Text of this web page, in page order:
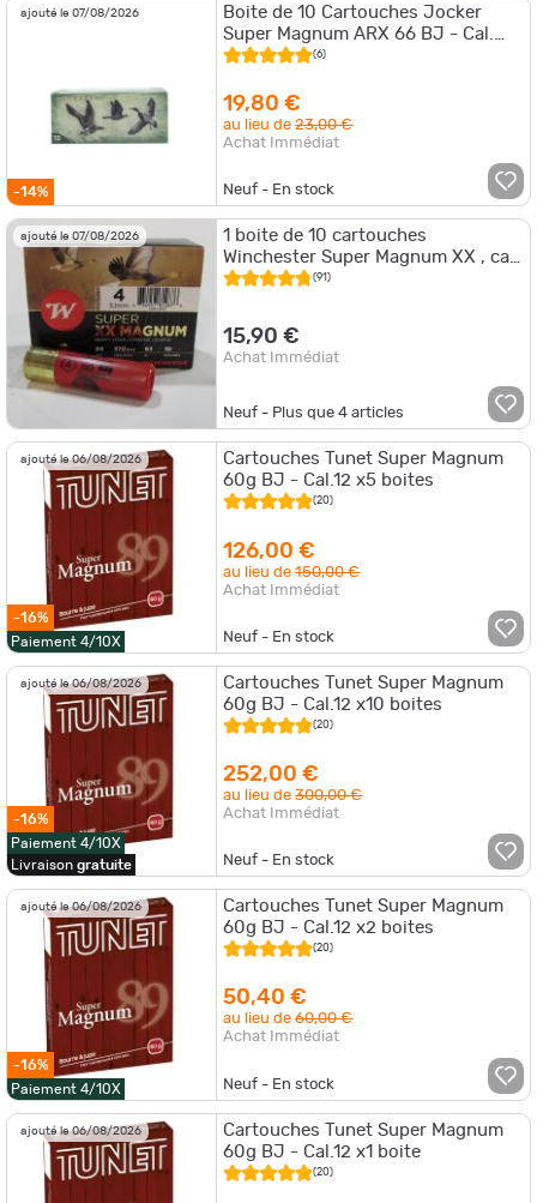
ajouté le 07/08/2026
-14%
Boite de 10 Cartouches Jocker
Super Magnum ARX 66 BJ - Cal.
12/89/22 - 4 / Par 1
(6)
19,80 €
au lieu de23,00 €
Achat Immédiat
Neuf - En stock
ajouté le 07/08/2026
1 boite de 10 cartouches
Winchester Super Magnum XX , cal
12/89 bourre jupe , 63 grammes,
(91)
15,90 €
Achat Immédiat
Neuf - Plus que4 articles
ajouté le 06/08/2026
-16%
Paiement 4/10X
Cartouches Tunet Super Magnum
60g BJ - Cal.12 x5 boites
(20)
126,00 €
au lieu de150,00 €
Achat Immédiat
Neuf - En stock
ajouté le 06/08/2026
-16%
Paiement 4/10X
Livraison gratuite
Cartouches Tunet Super Magnum
60g BJ - Cal.12 x10 boites
(20)
252,00 €
au lieu de300,00 €
Achat Immédiat
Neuf - En stock
ajouté le 06/08/2026
-16%
Paiement 4/10X
Cartouches Tunet Super Magnum
60g BJ - Cal.12 x2 boites
(20)
50,40 €
au lieu de60,00 €
Achat Immédiat
Neuf - En stock
ajouté le 06/08/2026
Cartouches Tunet Super Magnum
60g BJ - Cal.12 x1 boite
(20)